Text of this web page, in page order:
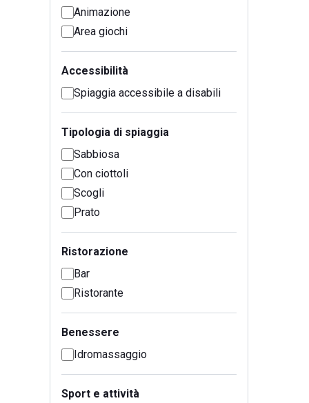
Animazione
Area giochi
Accessibilità
Spiaggia accessibile a disabili
Tipologia di spiaggia
Sabbiosa
Con ciottoli
Scogli
Prato
Ristorazione
Bar
Ristorante
Benessere
Idromassaggio
Sport e attività